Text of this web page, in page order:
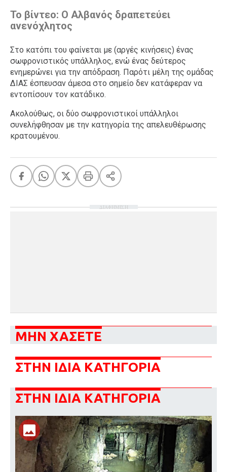
Το βίντεο: Ο Αλβανός δραπετεύει
ανενόχλητος
Στο κατόπι του φαίνεται με (αργές κινήσεις) ένας
σωφρονιστικός υπάλληλος, ενώ ένας δεύτερος
ενημερώνει για την απόδραση. Παρότι μέλη της ομάδας
ΔΙΑΣ έσπευσαν άμεσα στο σημείο δεν κατάφεραν να
εντοπίσουν τον κατάδικο.
Ακολούθως, οι δύο σωφρονιστικοί υπάλληλοι
συνελήφθησαν με την κατηγορία της απελευθέρωσης
κρατουμένου.
ΔΙΑΦΗΜΙΣΗ
ΜΗΝ ΧΑΣΕΤΕ
ΣΤΗΝ ΙΔΙΑ ΚΑΤΗΓΟΡΙΑ
ΣΤΗΝ ΙΔΙΑ ΚΑΤΗΓΟΡΙΑ